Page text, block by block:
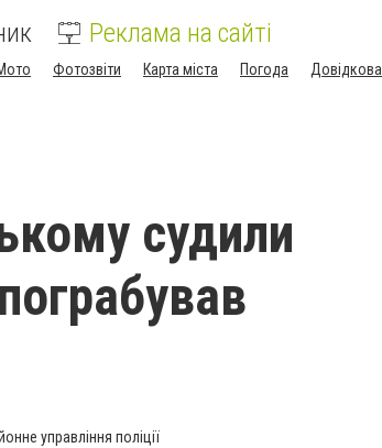
Реклама на сайті
Фотозвіти Карта міста Погода
Довідкова
судили
управління поліції